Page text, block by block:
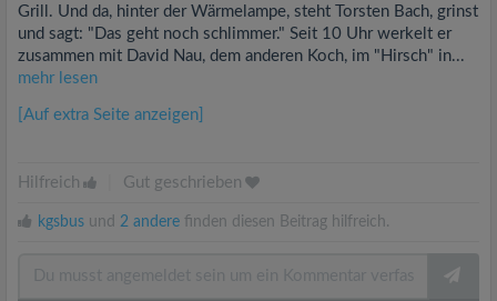
Grill. Und da, hinter der Wärmelampe, steht Torsten Bach, grinst
und sagt: "Das geht noch schlimmer." Seit 10 Uhr werkelt er
zusammen mit David Nau, dem anderen Koch, im "Hirsch" in...
mehr lesen
[Auf extra Seite anzeigen]
Hilfreich Gut geschrieben
kgsbus und 2 andere finden diesen Beitrag hilfreich.